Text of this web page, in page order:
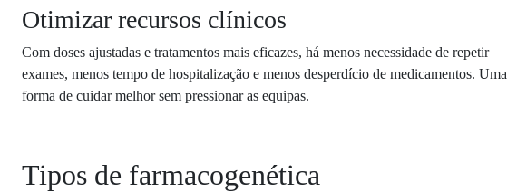
Otimizar recursos clínicos
Com doses ajustadas e tratamentos mais eficazes, há menos necessidade de repetir
exames, menos tempo de hospitalização e menos desperdício de medicamentos. Uma
forma de cuidar melhor sem pressionar as equipas.
Tipos de farmacogenética